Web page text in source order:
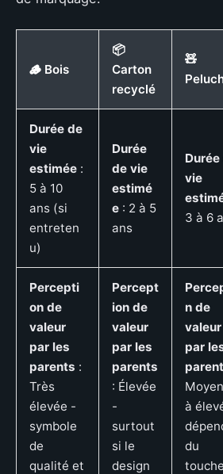
🪵 Bois
📦
Carton
recyclé
🧸
Durée de
vie
estimée :
5 à 10
ans (si
entreten
u)
Durée
de vie
estimé
e : 2 à 5
ans
vie
3 à 6
Percepti
on de
valeur
par les
parents :
Très
élevée -
symbole
de
qualité et
Percept
ion de
valeur
par les
parents
: Élevée
-
surtout
si le
design
n de
valeur
par
à
du